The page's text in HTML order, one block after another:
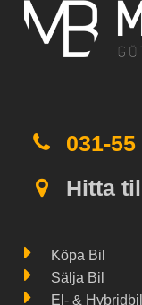
031-55
Hitta
Köpa Bil
Sälja Bil
El- &